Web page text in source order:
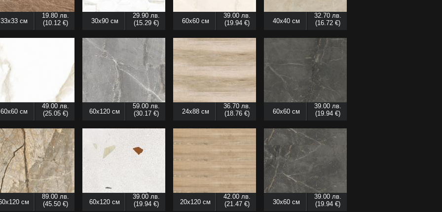
33x33 см
19.80 лв.
(10.12 €)
30x90 см
29.90 лв.
(15.29 €)
60x60 см
39.00 лв.
(19.94 €)
40x40 см
32.70 лв.
(16.72 €)
60x60 см
49.00 лв.
(25.05 €)
60x120 см
59.00 лв.
(30.17 €)
24x88 см
36.70 лв.
(18.76 €)
60x60 см
39.00 лв.
(19.94 €)
см
89.00 лв.
(45.50 €)
60x120 см
39.00 лв.
(19.94 €)
20x120 см
42.00 лв.
(21.47 €)
30x60 см
39.00 лв.
(19.94 €)